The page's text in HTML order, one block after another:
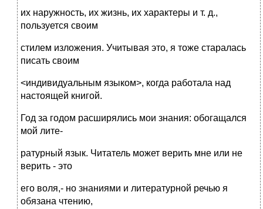
их наружность, их жизнь, их характеры и т. д.,
пользуется своим
стилем изложения. Учитывая это, я тоже старалась
писать своим
<индивидуальным языком>, когда работала над
настоящей книгой.
Год за годом расширялись мои знания: обогащался
мой лите-
ратурный язык. Читатель может верить мне или не
верить - это
его воля,- но знаниями и литературной речью я
обязана чтению,